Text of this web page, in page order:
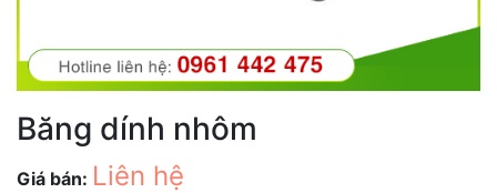
Băng dính nhôm
Giá bán: Liên hệ